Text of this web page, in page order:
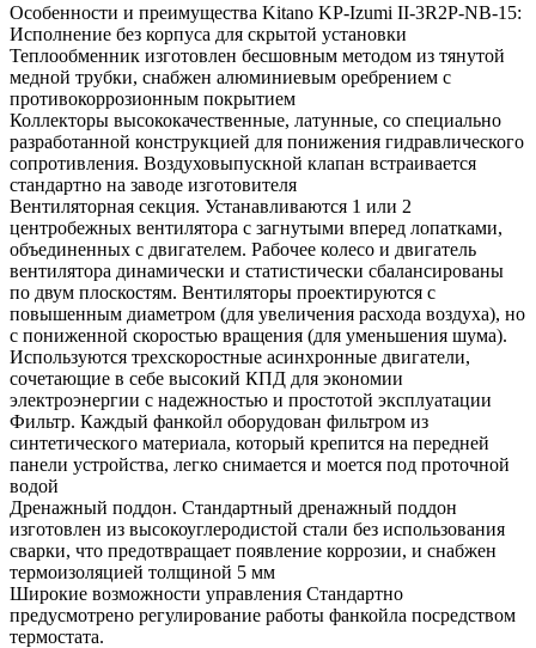
Особенности и преимущества Kitano KP-Izumi II-3R2P-NB-15:
Исполнение без корпуса для скрытой установки
Теплообменник изготовлен бесшовным методом из тянутой
медной трубки, снабжен алюминиевым оребрением с
противокоррозионным покрытием
Коллекторы высококачественные, латунные, со специально
разработанной конструкцией для понижения гидравлического
сопротивления. Воздуховыпускной клапан встраивается
стандартно на заводе изготовителя
Вентиляторная секция. Устанавливаются 1 или 2
центробежных вентилятора с загнутыми вперед лопатками,
объединенных с двигателем. Рабочее колесо и двигатель
вентилятора динамически и статистически сбалансированы
по двум плоскостям. Вентиляторы проектируются с
повышенным диаметром (для увеличения расхода воздуха), но
с пониженной скоростью вращения (для уменьшения шума).
Используются трехскоростные асинхронные двигатели,
сочетающие в себе высокий КПД для экономии
электроэнергии с надежностью и простотой эксплуатации
Фильтр. Каждый фанкойл оборудован фильтром из
синтетического материала, который крепится на передней
панели устройства, легко снимается и моется под проточной
водой
Дренажный поддон. Стандартный дренажный поддон
изготовлен из высокоуглеродистой стали без использования
сварки, что предотвращает появление коррозии, и снабжен
термоизоляцией толщиной 5 мм
Широкие возможности управления Стандартно
предусмотрено регулирование работы фанкойла посредством
термостата.